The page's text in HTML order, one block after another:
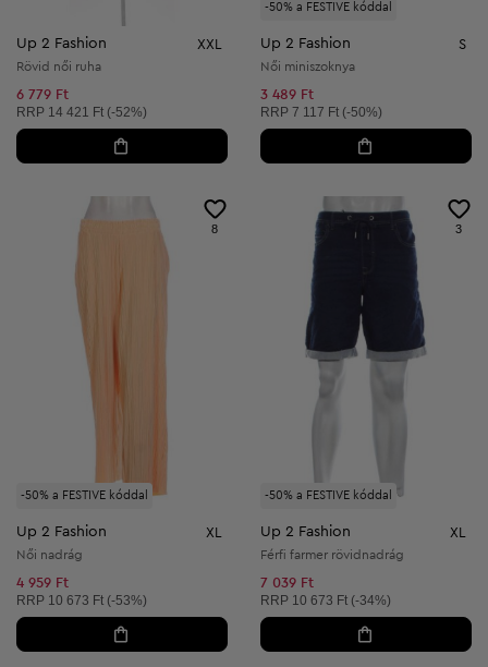
Up 2 Fashion XXL
Rövid női ruha
6 779 Ft
Ajánlott ár:
RRP 14 421 Ft (-52%)
-50% a FESTIVE kóddal
Up 2 Fashion S
Női miniszoknya
3 489 Ft
Ajánlott ár:
RRP 7 117 Ft (-50%)
-50% a FESTIVE kóddal
8
Up 2 Fashion XL
Női nadrág
4 959 Ft
Ajánlott ár:
RRP 10 673 Ft (-53%)
-50% a FESTIVE kóddal
3
Up 2 Fashion XL
Férfi farmer rövidnadrág
7 039 Ft
Ajánlott ár:
RRP 10 673 Ft (-34%)